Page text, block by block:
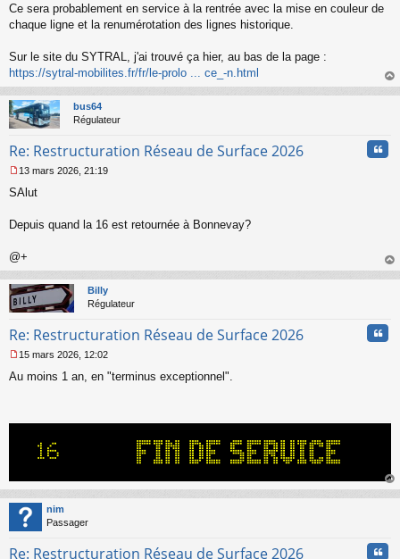
e
s
g
e
n
o
n
l
Ce sera probablement en service à la rentrée avec la mise en couleur de
chaque ligne et la renumérotation des lignes historique.
Sur le site du SYTRAL, j'ai trouvé ça hier, au bas de la page :
https://sytral-mobilites.fr/fr/le-prolo ... ce_-n.html
au
bus64
Régulateur
Re: Restructuration Réseau de Surface 2026
e
s
a
e
n
o
n
l
13 mars 2026, 21:19
SAlut
Depuis quand la 16 est retournée à Bonnevay?
@+
au
Billy
Régulateur
Re: Restructuration Réseau de Surface 2026
e
n
l
u
15 mars 2026, 12:02
Au moins 1 an, en "terminus exceptionnel".
au
nim
Passager
Re: Restructuration Réseau de Surface 2026